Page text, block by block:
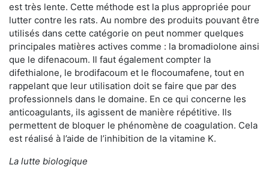
est très lente. Cette méthode est la plus appropriée pour
lutter contre les rats. Au nombre des produits pouvant être
utilisés dans cette catégorie on peut nommer quelques
principales matières actives comme : la bromadiolone ainsi
que le difenacoum. Il faut également compter la
difethialone, le brodifacoum et le flocoumafene, tout en
rappelant que leur utilisation doit se faire que par des
professionnels dans le domaine. En ce qui concerne les
anticoagulants, ils agissent de manière répétitive. Ils
permettent de bloquer le phénomène de coagulation. Cela
est réalisé à l’aide de l’inhibition de la vitamine K.
La lutte biologique